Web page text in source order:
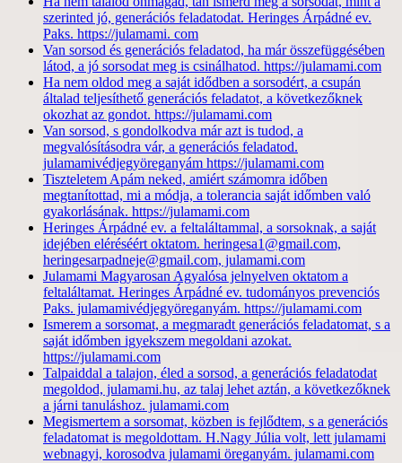
szerinted jó, generációs feladatodat. Heringes Árpádné ev.
Paks. https://julamami. com
Van sorsod és generációs feladatod, ha már összefüggésében
látod, a jó sorsodat meg is csinálhatod. https://julamami.com
Ha nem oldod meg a saját idődben a sorsodért, a csupán
általad teljesíthető generációs feladatot, a következőknek
okozhat az gondot. https://julamami.com
Van sorsod, s gondolkodva már azt is tudod, a
megvalósításodra vár, a generációs feladatod.
julamamivédjegyöreganyám https://julamami.com
Tiszteletem Apám neked, amiért számomra időben
megtanítottad, mi a módja, a tolerancia saját időmben való
gyakorlásának. https://julamami.com
Heringes Árpádné ev. a feltaláltammal, a sorsoknak, a saját
idejében eléréséért oktatom. heringesa1@gmail.com,
heringesarpadneje@gmail.com, julamami.com
Julamami Magyarosan Agyalósa jelnyelven oktatom a
feltaláltamat. Heringes Árpádné ev. tudományos prevenciós
Paks. julamamivédjegyöreganyám. https://julamami.com
Ismerem a sorsomat, a megmaradt generációs feladatomat, s a
saját időmben igyekszem megoldani azokat.
https://julamami.com
Talpaiddal a talajon, éled a sorsod, a generációs feladatodat
megoldod, julamami.hu, az talaj lehet aztán, a következőknek
a járni tanuláshoz. julamami.com
Megismertem a sorsomat, közben is fejlődtem, s a generációs
feladatomat is megoldottam. H.Nagy Júlia volt, lett julamami
webnagyi, korosodva julamami öreganyám. julamami.com